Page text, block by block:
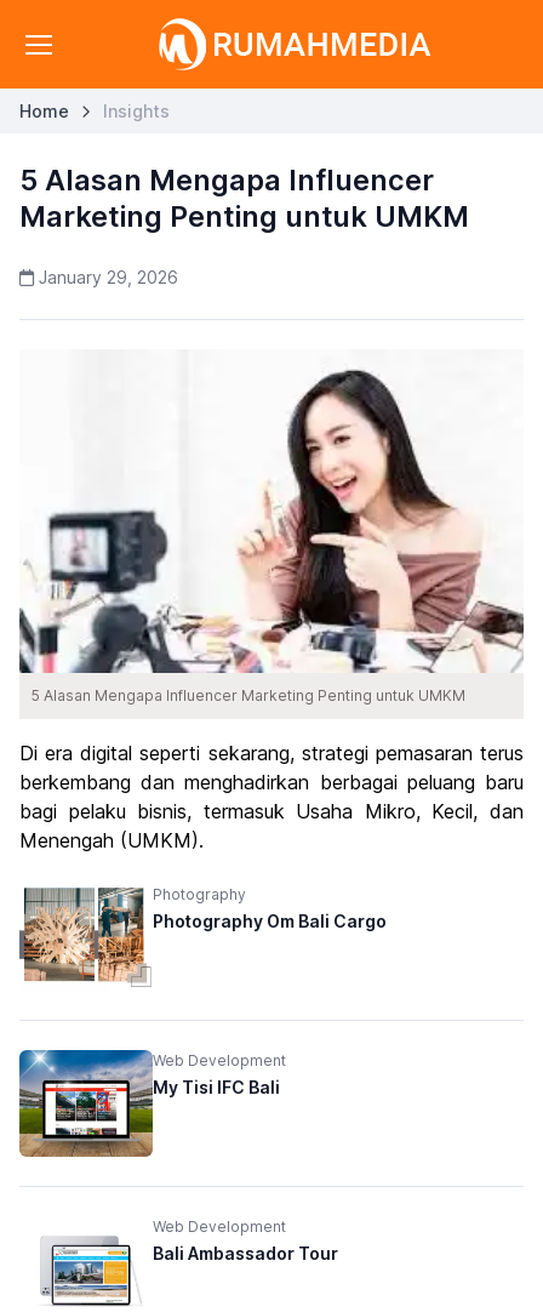
Home Insights
5 Alasan Mengapa Influencer
Marketing Penting untuk UMKM
January 29, 2026
5 Alasan Mengapa Influencer Marketing Penting untuk UMKM
Di era digital seperti sekarang, strategi pemasaran terus
berkembang dan menghadirkan berbagai peluang baru
bagi pelaku bisnis, termasuk Usaha Mikro, Kecil, dan
Menengah (UMKM).
Photography
Photography Om Bali Cargo
Web Development
My Tisi IFC Bali
Web Development
Bali Ambassador Tour